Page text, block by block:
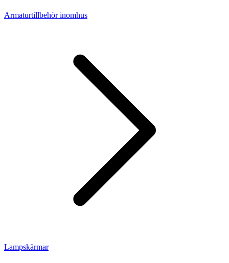
Armaturtillbehör inomhus
Lampskärmar